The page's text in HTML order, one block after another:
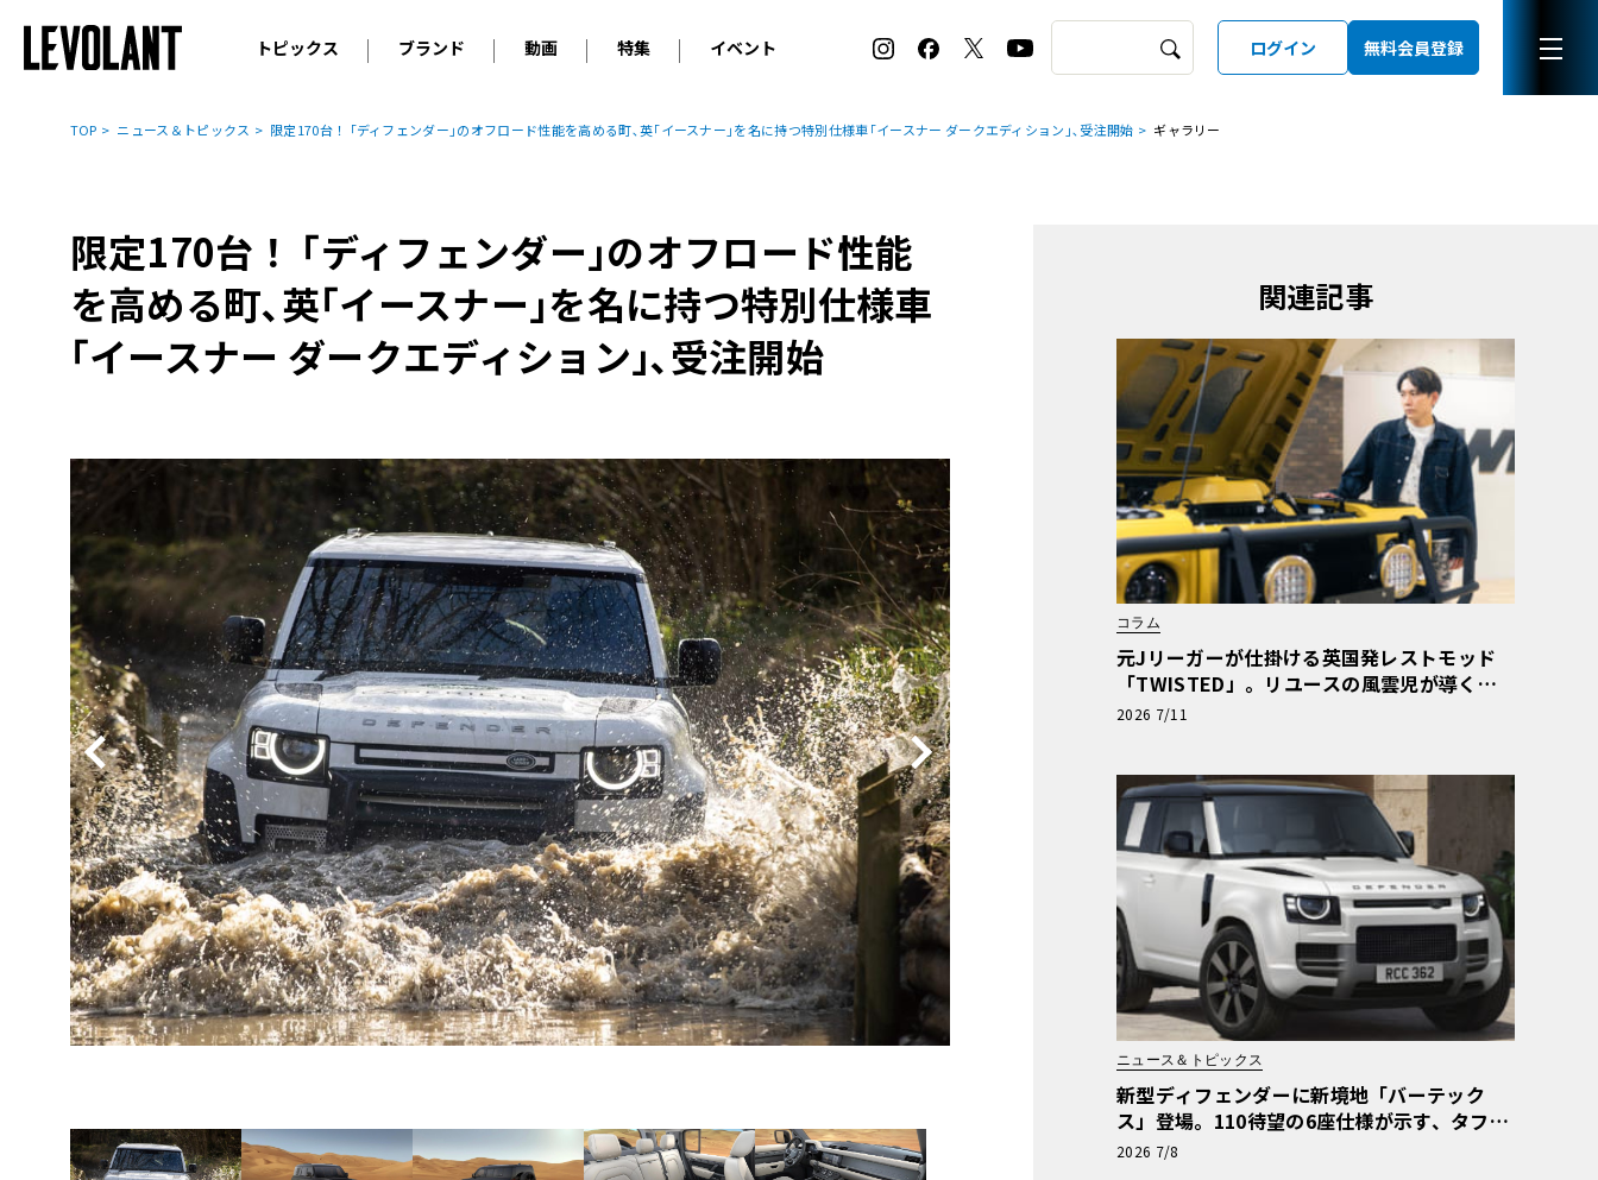
トピックス
ニュース
コラム
ブランド
輸入車 アウディ BMW
アルピナ
プジョー
ルノー
アバルト
アルファ・ロメオ
フィアット
ランボルギーニ
マセラティ
アストン・マーティン
ベントレー
ケータハム
ボルボ
キャデラック
シボレー
ジープ
テスラ
ヒョンデ
BYD
その他
国産車 レクサス トヨタ
日産
ホンダ
スバル
マツダ
三菱
ダイハツ
スズキ
光岡
その他
動画
オリジナル動画
特集
2026 サマータイヤ＆ホイール バイヤーズガイド
ホイールカタログ
タイヤ特集
イベント
ル・ボラン カーズ・ミート2026横浜
EV:LIFE KOBE 2025
ル・ボラン カーズ・ミート2025横浜
ログイン 無料会員登録
TOP ニュース＆トピックス 限定170台！ ｢ディフェンダー｣のオフロード性能を高める町､英｢イースナー｣を名に持つ特別仕様車｢イースナー ダークエディション｣､受注開始 ギャラリー
限定170台！ ｢ディフェンダー｣のオフロード性能
を高める町､英｢イースナー｣を名に持つ特別仕様車
｢イースナー ダークエディション｣､受注開始
関連記事
コラム
元Jリーガーが仕掛ける英国発レストモッド
「TWISTED」。リユースの風雲児が導く唯
一無二のクルマ選び【仕事師の素顔】
2026 7/11
ニュース＆トピックス
新型ディフェンダーに新境地「バーテック
ス」登場。110待望の6座仕様が示す、タフ・
ラグジュアリーの現在地
2026 7/8